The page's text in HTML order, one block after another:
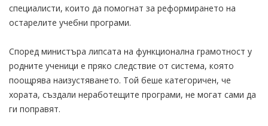
специалисти, които да помогнат за реформирането на
остарелите учебни програми.
Според министъра липсата на функционална грамотност у
родните ученици е пряко следствие от система, която
поощрява наизустяването. Той беше категоричен, че
хората, създали неработещите програми, не могат сами да
ги поправят.